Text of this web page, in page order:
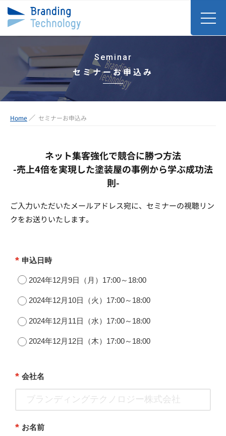
Seminar
セミナーお申込み
Home セミナーお申込み
ネット集客強化で競合に勝つ方法
-売上4倍を実現した塗装屋の事例から学ぶ成功法
則-
ご入力いただいたメールアドレス宛に、セミナーの視聴リン
クをお送りいたします。
* 申込日時
2024年12月9日（月）17:00～18:00
2024年12月10日（火）17:00～18:00
2024年12月11日（水）17:00～18:00
2024年12月12日（木）17:00～18:00
* 会社名
* お名前